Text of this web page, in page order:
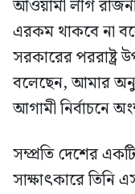
আওয়ামী লীগ
এরকম থাকবে না
সরকারের পররাষ্ট্র
বলেছেন, আমার
আগামী নির্বাচনে
সম্প্রতি দেশের
সাক্ষাৎকারে তিনি